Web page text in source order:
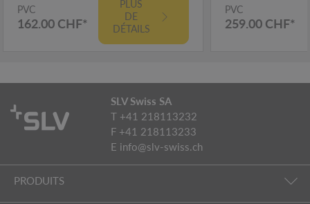
PVC
162.00 CHF*
PLUS
DE
DÉTAILS
PVC
259.00 CHF*
SLV Swiss SA
T +41 218113232
F +41 218113233
E info@slv-swiss.ch
PRODUITS